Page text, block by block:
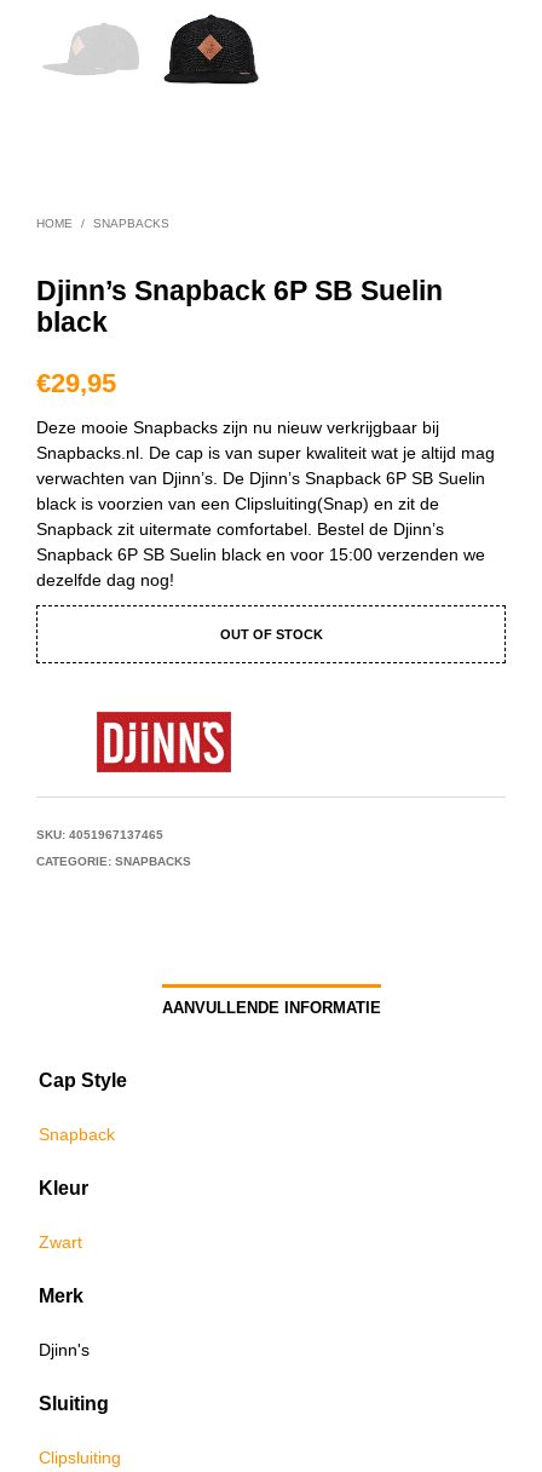
HOME / SNAPBACKS
Djinn’s Snapback 6P SB Suelin
black
€29,95
Deze mooie Snapbacks zijn nu nieuw verkrijgbaar bij
Snapbacks.nl. De cap is van super kwaliteit wat je altijd mag
verwachten van Djinn’s. De Djinn’s Snapback 6P SB Suelin
black is voorzien van een Clipsluiting(Snap) en zit de
Snapback zit uitermate comfortabel. Bestel de Djinn’s
Snapback 6P SB Suelin black en voor 15:00 verzenden we
dezelfde dag nog!
OUT OF STOCK
SKU: 4051967137465
CATEGORIE: SNAPBACKS
AANVULLENDE INFORMATIE
Cap Style
Snapback
Kleur
Zwart
Merk
Djinn's
Sluiting
Clipsluiting